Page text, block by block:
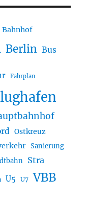
Bahnhof
Berlin Bus
Fahrplan
Ostkreuz
Sanierung
Stra
U5 U7 VBB